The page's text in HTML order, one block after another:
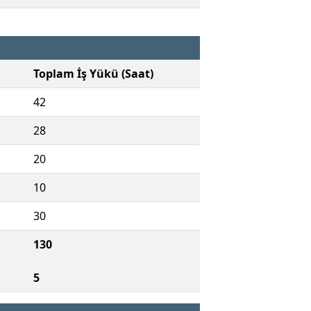
Toplam İş Yükü (Saat)
42
28
20
10
30
130
5